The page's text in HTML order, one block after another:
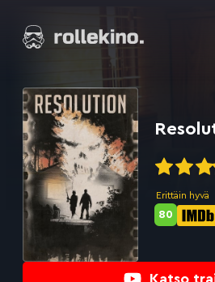
suoraan
Elokuvat ja elokuva-arviot | Rollekino.fi
lopputekstien
jälkeen.
Katso
Erittäin hyvä
IMDb-
80